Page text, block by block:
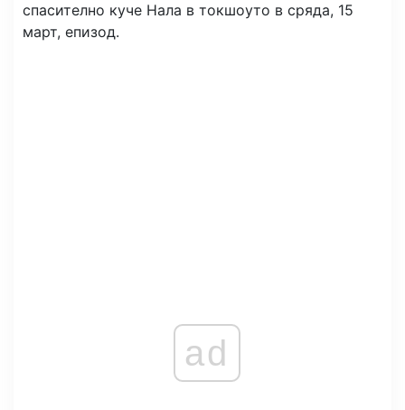
спасително куче Нала в токшоуто в сряда, 15
март, епизод.
ad